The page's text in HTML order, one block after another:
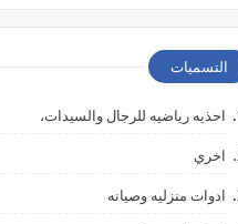
التسميات
احذيه رياضيه للرجال والسيدات،
اخري
ادوات منزليه وصيانه